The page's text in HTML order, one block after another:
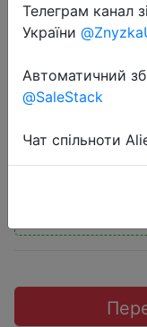
2018-06-09
Trap
Телеграм канал
України
Автоматичний
@SaleStack
Чат спільноти